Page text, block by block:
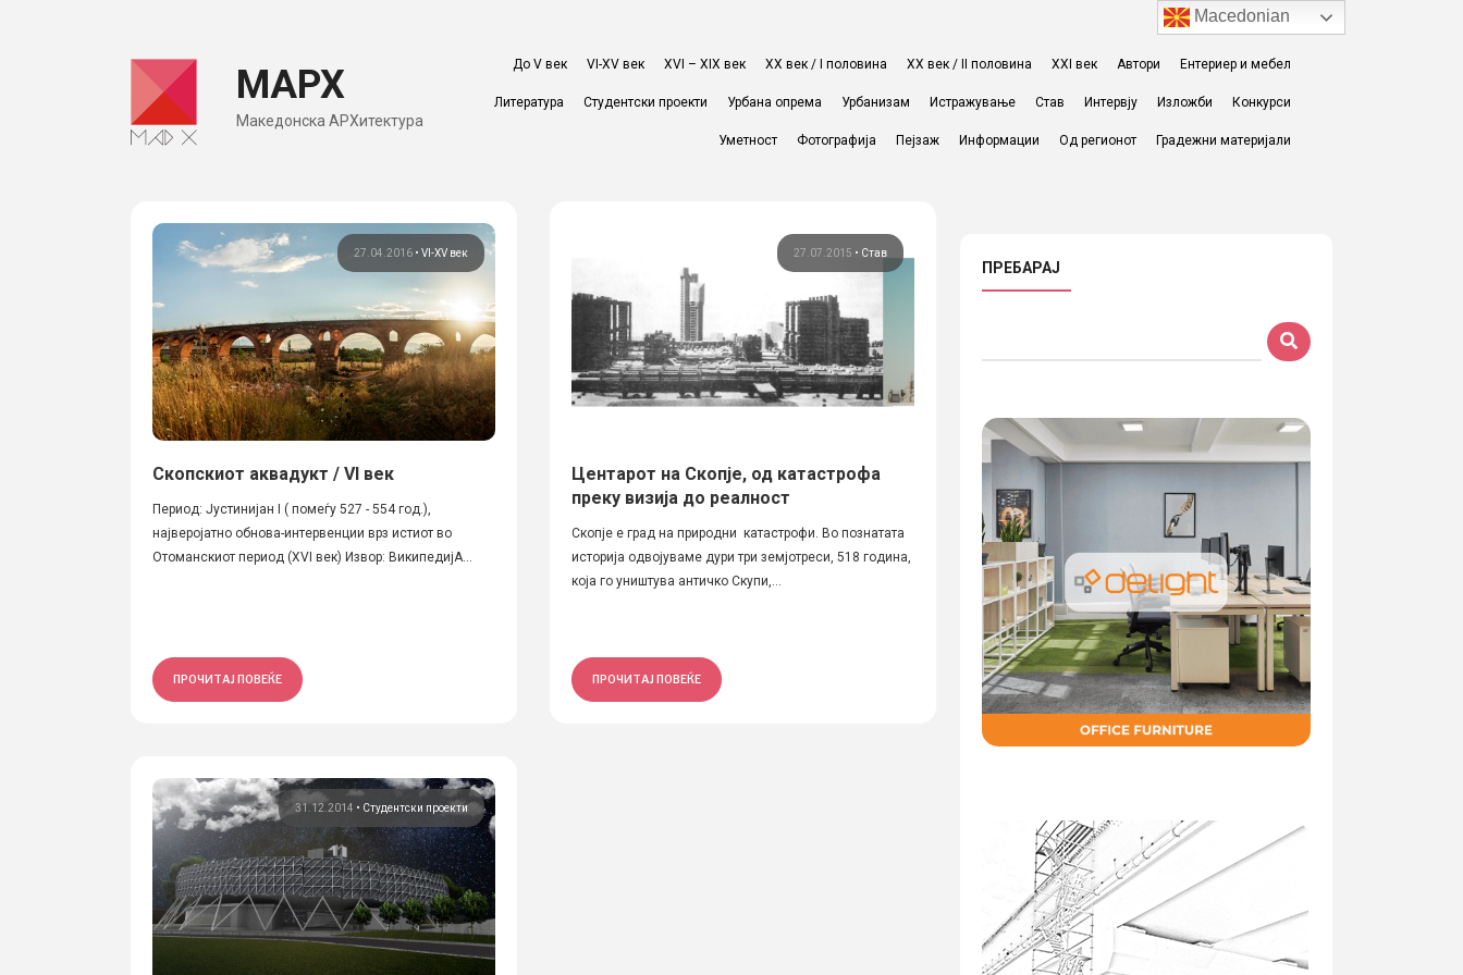
МАРХ
Македонска АРХитектура
До V век VI-XV век XVI – XIX век ХХ век / I половина ХХ век / II половина XXI век Автори Ентериер и мебел
Литература Студентски проекти Урбана опрема Урбанизам Истражување Став Интервју Изложби Конкурси
Уметност Фотографија Пејзаж Информации Од регионот Градежни материјали
27.04.2016 •VI-XV век
Скопскиот аквадукт / VI век
Период: Јустинијан I ( помеѓу 527 - 554 год.),
најверојатно обнова-интервенции врз истиот во
Отоманскиот период (XVI век) Извор: ВикипедијА...
ПРОЧИТАЈ ПОВЕЌЕ
27.07.2015 • Став
Центарот на Скопје, од катастрофа
преку визија до реалност
Скопје е град на природни катастрофи. Во познатата
историја одвојуваме дури три земјотреси, 518 година,
која го уништува античко Скупи,...
ПРОЧИТАЈ ПОВЕЌЕ
31.12.2014 • Студентски проекти
ПРЕБАРАЈ
Macedonian